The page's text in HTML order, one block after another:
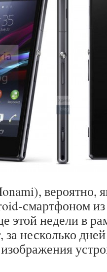
вероятно,
смартфоном из
этой недели в
за несколько